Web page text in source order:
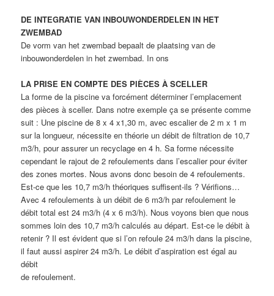
DE INTEGRATIE VAN INBOUWONDERDELEN IN HET
ZWEMBAD
De vorm van het zwembad bepaalt de plaatsing van de
inbouwonderdelen in het zwembad. In ons
LA PRISE EN COMPTE DES PIÈCES À SCELLER
La forme de la piscine va forcément déterminer l’emplacement
des pièces à sceller. Dans notre exemple ça se présente comme
suit : Une piscine de 8 x 4 x1,30 m, avec escalier de 2 m x 1 m
sur la longueur, nécessite en théorie un débit de filtration de 10,7
m3/h, pour assurer un recyclage en 4 h. Sa forme nécessite
cependant le rajout de 2 refoulements dans l’escalier pour éviter
des zones mortes. Nous avons donc besoin de 4 refoulements.
Est-ce que les 10,7 m3/h théoriques suffisent-ils ? Vérifions…
Avec 4 refoulements à un débit de 6 m3/h par refoulement le
débit total est 24 m3/h (4 x 6 m3/h). Nous voyons bien que nous
sommes loin des 10,7 m3/h calculés au départ. Est-ce le débit à
retenir ? Il est évident que si l’on refoule 24 m3/h dans la piscine,
il faut aussi aspirer 24 m3/h. Le débit d’aspiration est égal au
débit
de refoulement.